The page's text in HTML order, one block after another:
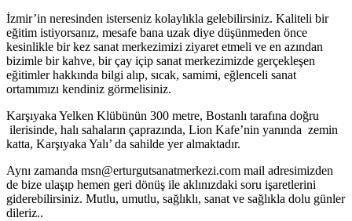
İzmir’in neresinden isterseniz kolaylıkla gelebilirsiniz. Kaliteli bir
eğitim istiyorsanız, mesafe bana uzak diye düşünmeden önce
kesinlikle bir kez sanat merkezimizi ziyaret etmeli ve en azından
bizimle bir kahve, bir çay içip sanat merkezimizde gerçekleşen
eğitimler hakkında bilgi alıp, sıcak, samimi, eğlenceli sanat
ortamımızı kendiniz görmelisiniz.
Karşıyaka Yelken Klübünün 300 metre, Bostanlı tarafına doğru
ilerisinde, halı sahaların çaprazında, Lion Kafe’nin yanında zemin
katta, Karşıyaka Yalı’ da sahilde yer almaktadır.
Aynı zamanda msn@erturgutsanatmerkezi.com mail adresimizden
de bize ulaşıp hemen geri dönüş ile aklınızdaki soru işaretlerini
giderebilirsiniz. Mutlu, umutlu, sağlıklı, sanat ve sağlıkla dolu günler
dileriz..